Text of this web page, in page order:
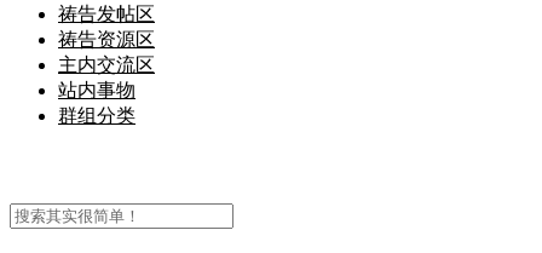
祷告发帖区
祷告资源区
主内交流区
站内事物
群组分类